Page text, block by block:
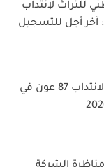
لإنتداب
آخر أجل للتسجيل
مناظرة وزارة العدل لانتداب 87 عون في